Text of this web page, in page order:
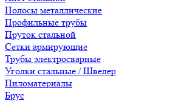
Полосы металлические
Профильные трубы
Пруток стальной
Сетки армирующие
Трубы электросварные
Уголки стальные / Швелер
Пиломатериалы
Брус